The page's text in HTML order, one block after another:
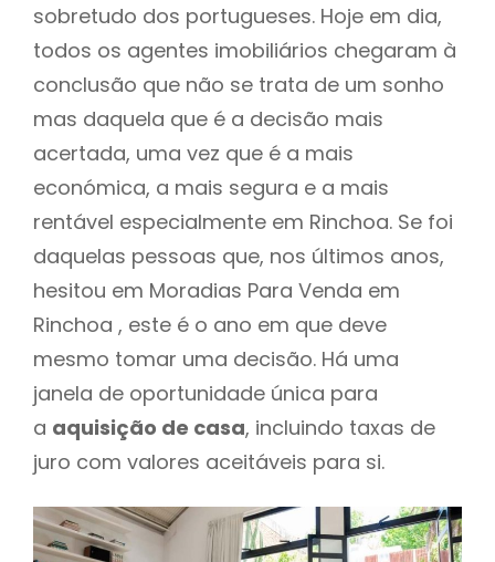
sobretudo dos portugueses. Hoje em dia,
todos os agentes imobiliários chegaram à
conclusão que não se trata de um sonho
mas daquela que é a decisão mais
acertada, uma vez que é a mais
económica, a mais segura e a mais
rentável especialmente em Rinchoa. Se foi
daquelas pessoas que, nos últimos anos,
hesitou em Moradias Para Venda em
Rinchoa , este é o ano em que deve
mesmo tomar uma decisão. Há uma
janela de oportunidade única para
a aquisição de casa, incluindo taxas de
juro com valores aceitáveis para si.